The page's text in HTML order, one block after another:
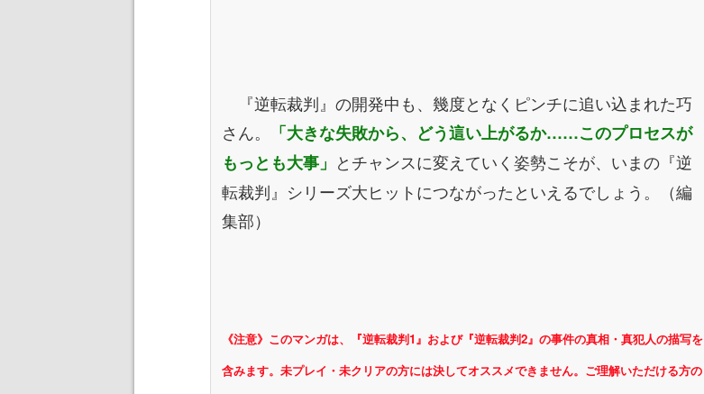
『逆転裁判』の開発中も、幾度となくピンチに追い込まれた巧
さん。
「大きな失敗から、どう這い上がるか……このプロセスが
もっとも大事」 とチャンスに変えていく姿勢こそが、いまの『逆
転裁判』シリーズ大ヒットにつながったといえるでしょう。（編
集部）
《注意》このマンガは、『逆転裁判1』および『逆転裁判2』の事件の真相・真犯人の描写を
含みます。未プレイ・未クリアの方には決してオススメできません。ご理解いただける方の